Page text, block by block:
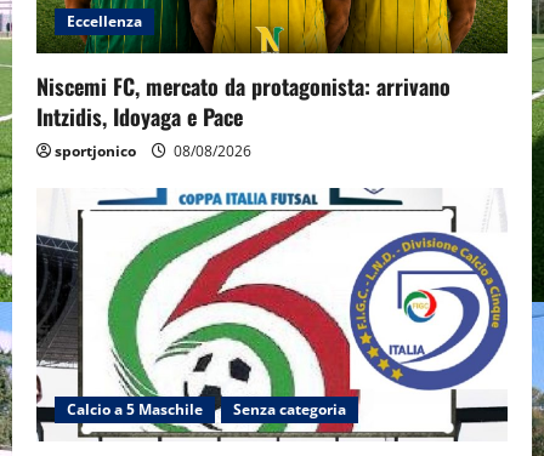
Eccellenza
Niscemi FC, mercato da protagonista: arrivano
Intzidis, Idoyaga e Pace
sportjonico 08/08/2026
Calcio a 5 Maschile Senza categoria